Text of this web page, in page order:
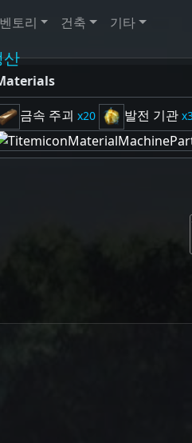
토리 건축 기타
금속 주괴
20 발전 기관